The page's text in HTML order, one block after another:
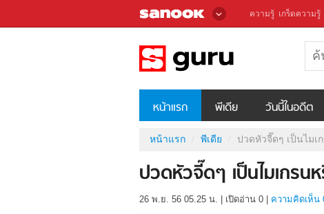
ความรู้ เกร็ดความรู้
หน้าแรก พีเดีย วันนี้ในอดีต
หน้าแรก พีเดีย ปวดหัวจี๊ดๆ เป็นไมเ
ปวดหัวจี๊ดๆ เป็นไมเกรน
26 พ.ย. 56 05.25 น. เปิดอ่าน 0 ความคิดเห็น